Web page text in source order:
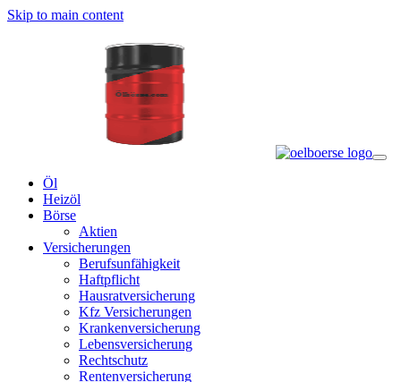
Skip to main content
Öl
Heizöl
Börse
Aktien
Versicherungen
Berufsunfähigkeit
Haftpflicht
Hausratversicherung
Kfz Versicherungen
Krankenversicherung
Lebensversicherung
Rechtschutz
Rentenversicherung